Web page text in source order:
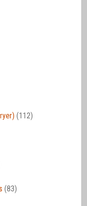
(112)
(83)